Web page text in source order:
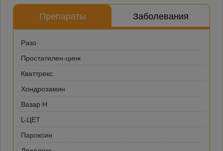
Препараты Заболевания
Разо
Простатилен-цинк
Кваттрекс
Хондрозамин
Вазар Н
L-ЦЕТ
Пароксин